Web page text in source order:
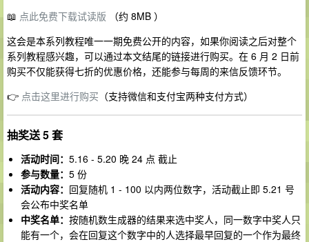
📖 点此免费下载试读版 （约 8MB ）
这会是本系列教程唯一一期免费公开的内容，如果你阅读之后对整个
系列教程感兴趣，可以通过本文结尾的链接进行购买。在 6 月 2 日前
购买不仅能获得七折的优惠价格，还能参与每周的来信反馈环节。
👉 点击这里进行购买 （支持微信和支付宝两种支付方式）
抽奖送 5 套
活动时间： 5.16 - 5.20 晚 24 点 截止
参与数量： 5 份
活动内容： 回复随机 1 - 100 以内两位数字，活动截止即 5.21 号
会公布中奖名单
中奖名单： 按随机数生成器的结果来选中奖人，同一数字中奖人只
能有一个，会在回复这个数字中的人选择最早回复的一个作为最终